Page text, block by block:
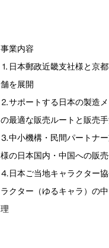
事業内容
⒈日本郵政近畿支社様と京
舗を展開
⒉サポートする日本の製造
の最適な販売ルートと販売
⒊中小機構・民間パートナ
様の日本国内・中国への販
⒋日本ご当地キャラクター
ラクター（ゆるキャラ）の
理